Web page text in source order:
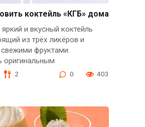
коктейль «КГБ» дома
яркий и вкусный коктейль
из трёх ликёров и
фруктами.
оригинальным
2 0 403